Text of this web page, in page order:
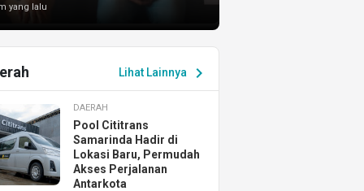
yang lalu
Lihat Lainnya chevron_right
DAERAH
Pool Cititrans
Samarinda Hadir di
Lokasi Baru, Permudah
Akses Perjalanan
Antarkota